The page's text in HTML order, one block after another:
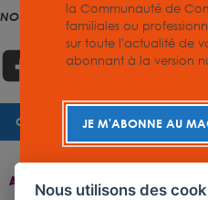
Accueil Contact Plan Du
NOUS SUIVRE
CHARTE GRAPHIQUE
la Communauté de
familiales ou
sur toute l'actualité de
abonnant à la version
JE M'ABONNE AU
Nous utilisons des